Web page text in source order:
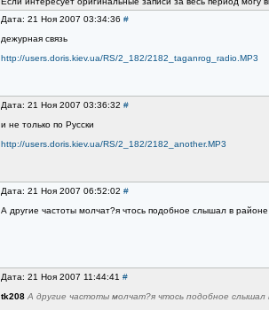
Дата: 21 Ноя 2007 03:34:36 #
дежурная связь
http://users.doris.kiev.ua/RS/2_182/2182_taganrog_radio.MP3
Дата: 21 Ноя 2007 03:36:32 #
и не только по Русски
http://users.doris.kiev.ua/RS/2_182/2182_another.MP3
Дата: 21 Ноя 2007 06:52:02 #
А другие частоты молчат?я чтось подобное слышал в
Дата: 21 Ноя 2007 11:44:41 #
tk208 А другие частоты молчат?я чтось подобное слышал